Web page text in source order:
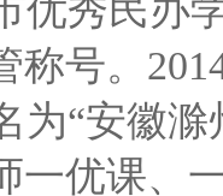
优秀民办
号。
为“安徽
一优课、